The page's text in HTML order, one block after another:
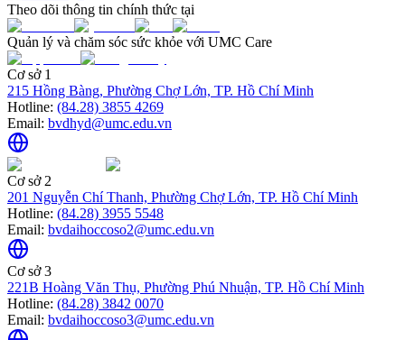
Theo dõi thông tin chính thức tại
Quản lý và chăm sóc sức khỏe với UMC Care
Cơ sở 1
215 Hồng Bàng, Phường Chợ Lớn, TP. Hồ Chí Minh
Hotline: (84.28) 3855 4269
Email: bvdhyd@umc.edu.vn
Cơ sở 2
201 Nguyễn Chí Thanh, Phường Chợ Lớn, TP. Hồ Chí Minh
Hotline: (84.28) 3955 5548
Email: bvdaihoccoso2@umc.edu.vn
Cơ sở 3
221B Hoàng Văn Thụ, Phường Phú Nhuận, TP. Hồ Chí Minh
Hotline: (84.28) 3842 0070
Email: bvdaihoccoso3@umc.edu.vn